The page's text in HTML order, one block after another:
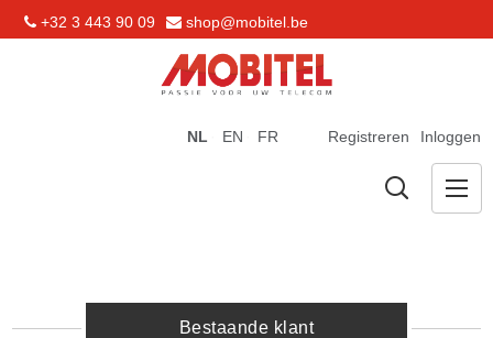
+32 3 443 90 09 shop@mobitel.be
Registreren Inloggen
NL EN FR
Bestaande klant